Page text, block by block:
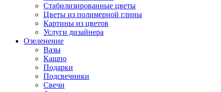
Стабилизированные цветы
Цветы из полимерной глины
Картины из цветов
Услуги дизайнера
Озеленение
Вазы
Кашпо
Подарки
Подсвечники
Свечи